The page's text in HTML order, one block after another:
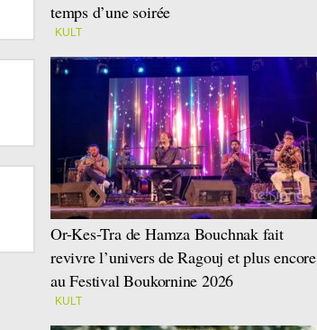
temps d’une soirée
KULT
Or-Kes-Tra de Hamza Bouchnak fait
revivre l’univers de Ragouj et plus encore
au Festival Boukornine 2026
KULT